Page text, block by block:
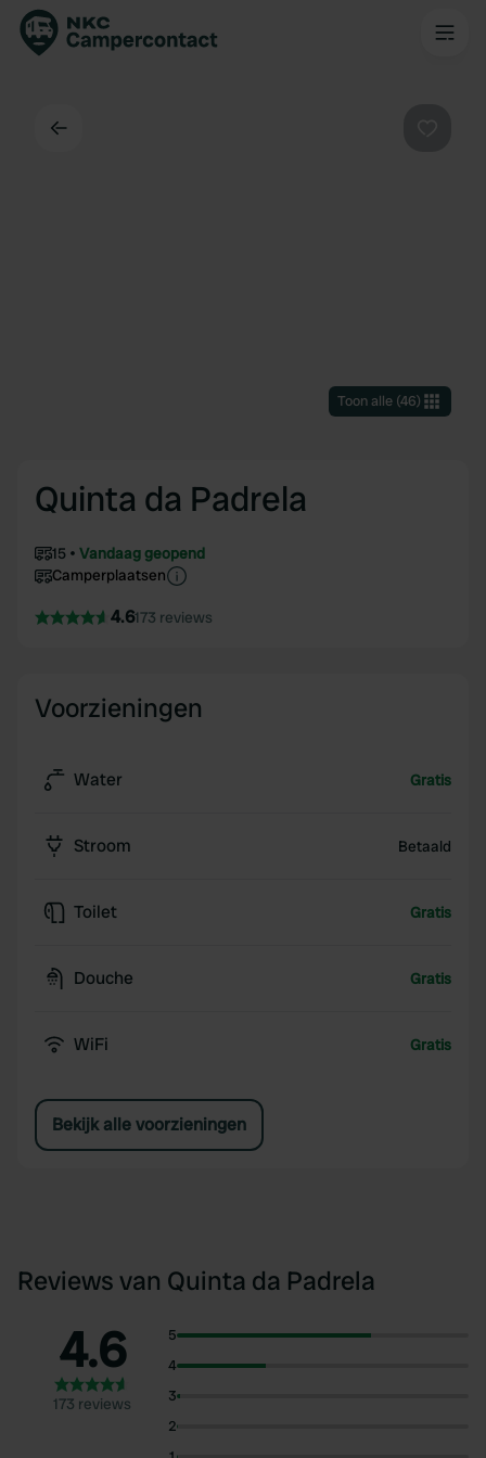
Toon alle(46)
Quinta da Padrela
15
Vandaag geopend
Camperplaatsen
4.6173 reviews
Voorzieningen
Water Gratis
Stroom Betaald
Toilet Gratis
Douche Gratis
WiFi Gratis
Bekijk alle voorzieningen
Reviews van Quinta da Padrela
4.6
173 reviews
5
4
3
2